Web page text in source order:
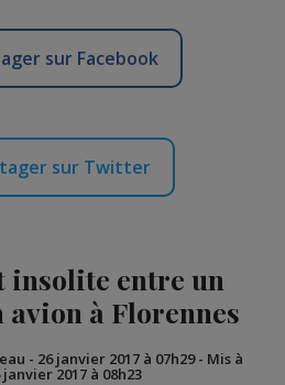
sur Facebook
sur Twitter
insolite entre un
avion à Florennes
- 26 janvier 2017 à 07h29- Mis à
2017 à 08h23